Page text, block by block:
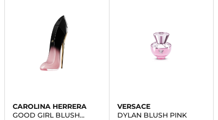
CAROLINA HERRERA
GOOD GIRL BLUSH
VERSACE
DYLAN BLUSH PINK